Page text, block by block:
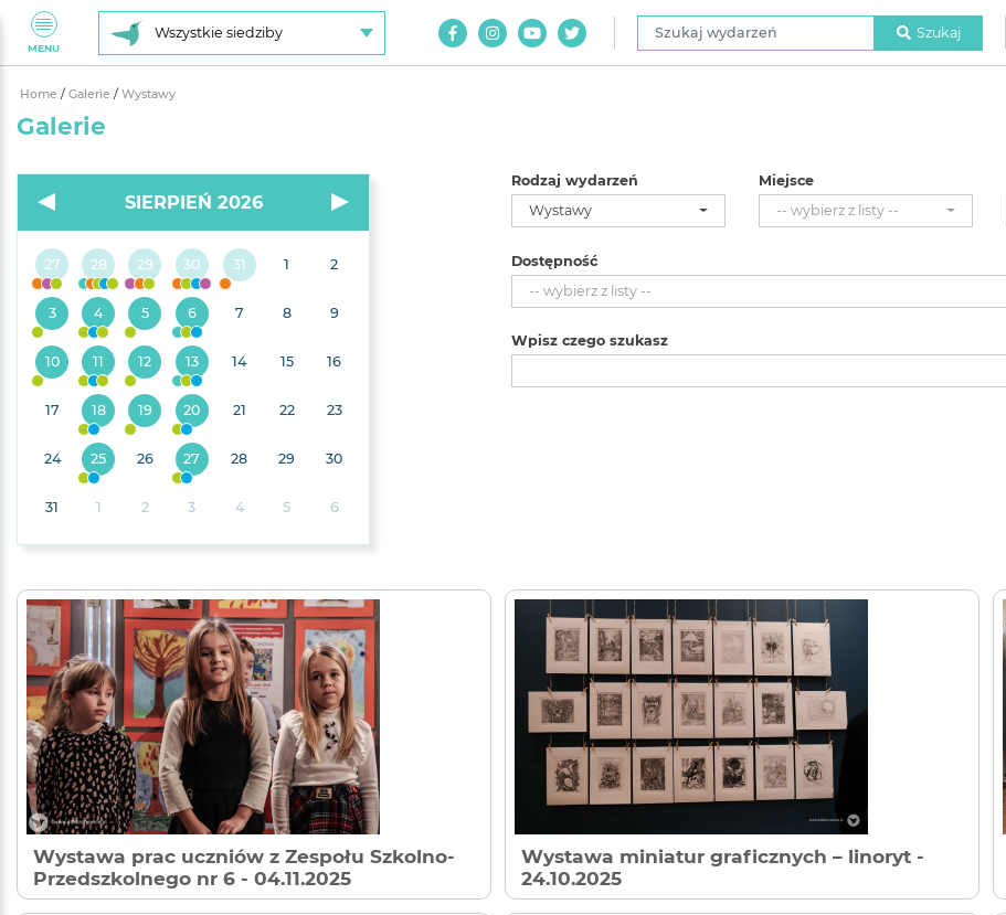
MENU
Wszystkie siedziby
Szukaj wydarzeń
Szukaj
Home / Galerie / Wystawy
Galerie
SIERPIEŃ 2026
27 28 29 30 31 1 2
3 4 5 6 7 8 9
10 11 12 13 14 15 16
17 18 19 20 21 22 23
24 25 26 27 28 29 30
31 1 2 3 4 5 6
Rodzaj wydarzeń
Wystawy
Miejsce
-- wybierz z listy --
Dostępność
-- wybierz z listy --
Wpisz czego szukasz
Wystawa prac uczniów z Zespołu Szkolno-
Przedszkolnego nr 6 - 04.11.2025
Wystawa miniatur graficznych – linoryt -
24.10.2025